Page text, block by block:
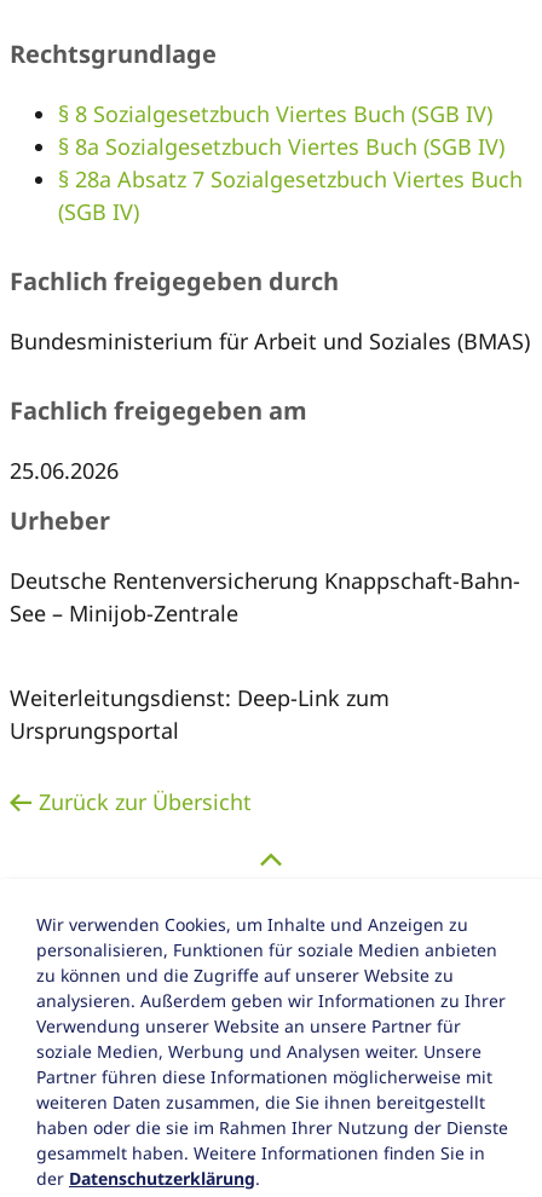
Rechtsgrundlage
§ 8 Sozialgesetzbuch Viertes Buch (SGB IV)
§ 8a Sozialgesetzbuch Viertes Buch (SGB IV)
§ 28a Absatz 7 Sozialgesetzbuch Viertes Buch
(SGB IV)
Fachlich freigegeben durch
Bundesministerium für Arbeit und Soziales (BMAS)
Fachlich freigegeben am
25.06.2026
Urheber
Deutsche Rentenversicherung Knappschaft-Bahn-
See – Minijob-Zentrale
Weiterleitungsdienst: Deep-Link zum
Ursprungsportal
Zurück zur Übersicht
Impressum
Datenschutz
Barrierefreiheitserklärung
Wir verwenden Cookies, um Inhalte und Anzeigen zu
personalisieren, Funktionen für soziale Medien anbieten
zu können und die Zugriffe auf unserer Website zu
analysieren. Außerdem geben wir Informationen zu Ihrer
Verwendung unserer Website an unsere Partner für
soziale Medien, Werbung und Analysen weiter. Unsere
Partner führen diese Informationen möglicherweise mit
weiteren Daten zusammen, die Sie ihnen bereitgestellt
haben oder die sie im Rahmen Ihrer Nutzung der Dienste
gesammelt haben. Weitere Informationen finden Sie in
der Datenschutzerklärung.